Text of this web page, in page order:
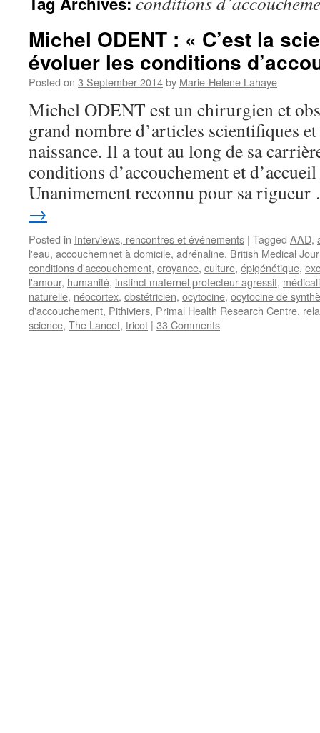
Michel ODENT : « C’est la
évoluer les conditions
Posted on 3 September 2014by Marie-Helene Lahaye
Michel ODENT est un chirurgien et
grand nombre d’articles scientifiques
naissance. Il a tout au long de sa
conditions d’accouchement et
Unanimement reconnu pour sa
→
Posted in Interviews, rencontres et événements | Tagged AAD,
l'eau, accouchemnet à domicile, adrénaline, British Medical
conditions d'accouchement, croyance, culture, épigénétique,
l'amour, humanité, instinct maternel protecteur agressif,
naturelle, néocortex, obstétricien, ocytocine, ocytocine de
d'accouchement, Pithiviers, Primal Health Research Centre,
science, The Lancet, tricot | 33 Comments